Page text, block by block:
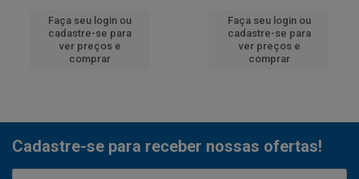
Faça seu login ou
cadastre-se para
ver preços e
comprar
Faça seu login ou
cadastre-se para
ver preços e
comprar
Cadastre-se para receber nossas ofertas!